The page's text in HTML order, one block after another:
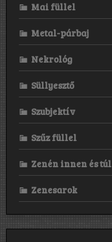
Mai füllel
Metal-párbaj
Nekrológ
Süllyesztő
Szubjektív
Szűz füllel
Zenén innen és túl
Zenesarok